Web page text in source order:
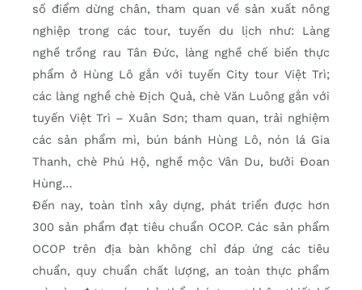
số điểm dừng chân, tham quan về sản xuất nông
nghiệp trong các tour, tuyến du lịch như: Làng
nghề trồng rau Tân Đức, làng nghề chế biến thực
phẩm ở Hùng Lô gắn với tuyến City tour Việt Trì;
các làng nghề chè Địch Quả, chè Văn Luông gắn với
tuyến Việt Trì – Xuân Sơn; tham quan, trải nghiệm
các sản phẩm mì, bún bánh Hùng Lô, nón lá Gia
Thanh, chè Phú Hộ, nghề mộc Vân Du, bưởi Đoan
Hùng…
Đến nay, toàn tỉnh xây dựng, phát triển được hơn
300 sản phẩm đạt tiêu chuẩn OCOP. Các sản phẩm
OCOP trên địa bàn không chỉ đáp ứng các tiêu
chuẩn, quy chuẩn chất lượng, an toàn thực phẩm